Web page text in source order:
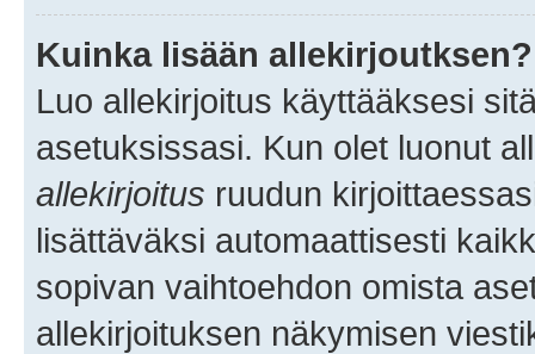
Kuinka lisään allekirjoutksen?
Luo allekirjoitus käyttääksesi
asetuksissasi. Kun olet luonut
allekirjoitus ruudun
lisättäväksi automaattisesti
sopivan vaihtoehdon omista
allekirjoituksen näkymisen